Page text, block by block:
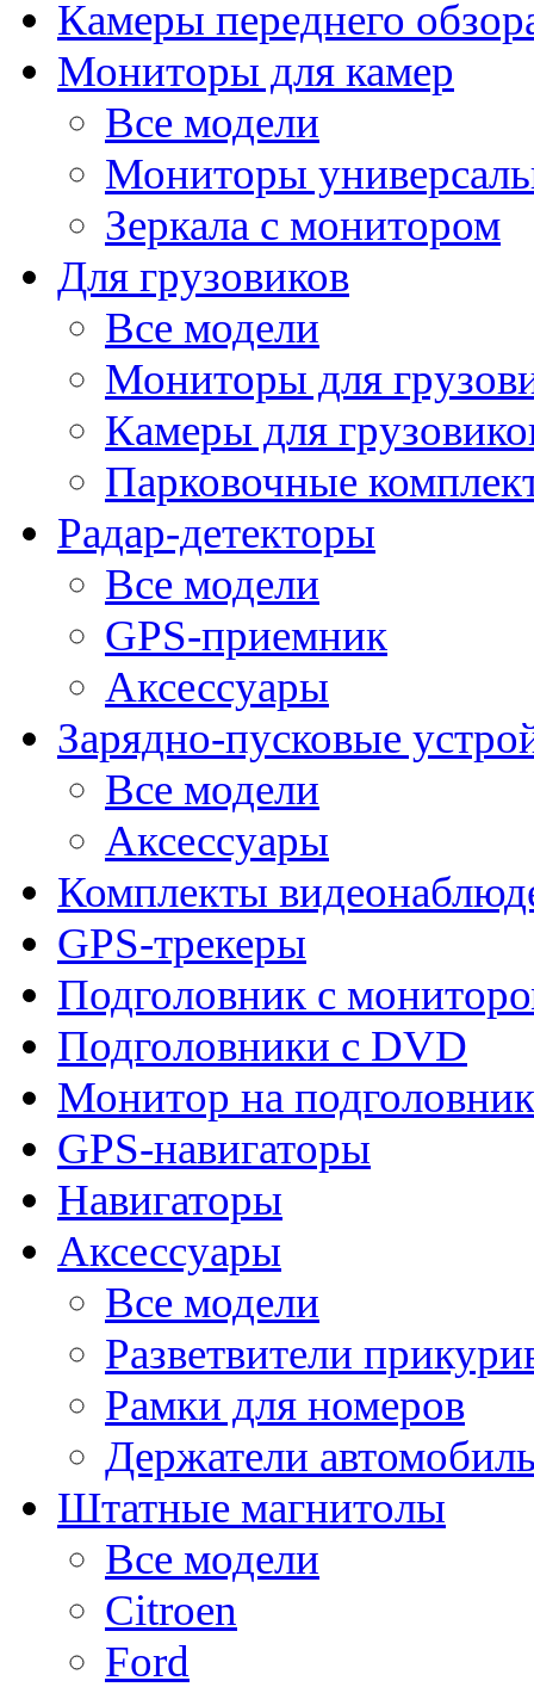
Камеры переднего
Мониторы для камер
Все модели
Мониторы
Зеркала с монитором
Для грузовиков
Все модели
Мониторы для
Камеры для
Парковочные
Радар-детекторы
Все модели
GPS-приемник
Аксессуары
Зарядно-пусковые
Все модели
Аксессуары
Комплекты
GPS-трекеры
Подголовник с
Подголовники с DVD
Монитор на подголовник
GPS-навигаторы
Навигаторы
Аксессуары
Все модели
Разветвители
Рамки для номеров
Держатели
Штатные магнитолы
Все модели
Citroen
Ford